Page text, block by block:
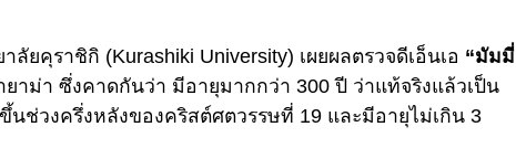
ยคุราชิกิ (Kurashiki University) เผยผลตรวจดีเอ็นเอ “มัมมี่
าม่า ซึ่งคาดกันว่า มีอายุมากกว่า 300 ปี ว่าแท้จริงแล้วเป็น
นช่วงครึ่งหลังของคริสต์ศตวรรษที่ 19 และมีอายุไม่เกิน 3